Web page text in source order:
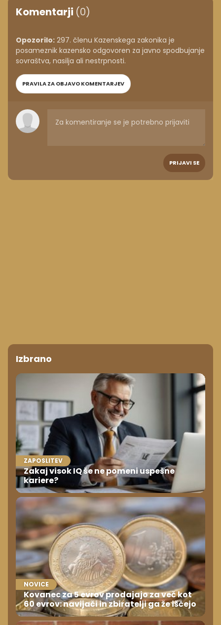
Komentarji (0)
Opozorilo: 297. členu Kazenskega zakonika je
posameznik kazensko odgovoren za javno spodbujanje
sovraštva, nasilja ali nestrpnosti.
PRAVILA ZA OBJAVO KOMENTARJEV
PRIJAVI SE
Izbrano
ZAPOSLITEV
Zakaj visok IQ še ne pomeni uspešne
kariere?
NOVICE
Kovanec za 5 evrov prodajajo za več kot
60 evrov: navijači in zbiratelji ga že iščejo